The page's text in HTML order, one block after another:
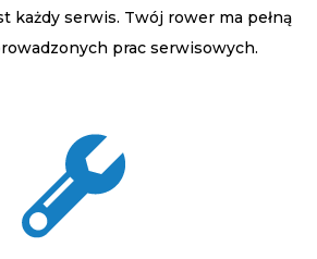
każdy serwis. Twój rower ma pełną
prac serwisowych.